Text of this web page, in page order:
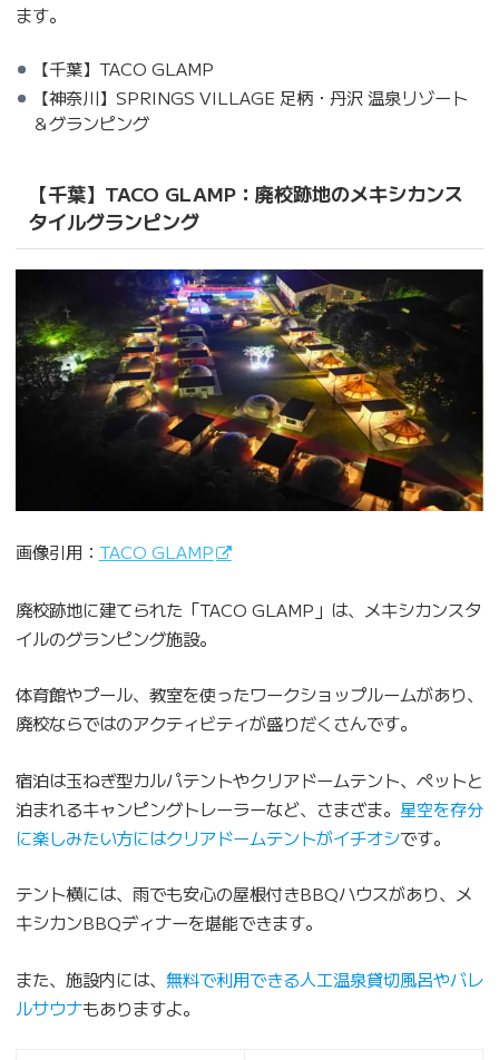
ます。
【千葉】TACO GLAMP
【神奈川】SPRINGS VILLAGE 足柄・丹沢 温泉リゾート
＆グランピング
【千葉】TACO GLAMP：廃校跡地のメキシカンス
タイルグランピング
画像引用： TACO GLAMP
廃校跡地に建てられた「TACO GLAMP」は、メキシカンスタ
イルのグランピング施設。
体育館やプール、教室を使ったワークショップルームがあり、
廃校ならではのアクティビティが盛りだくさんです。
宿泊は玉ねぎ型カルパテントやクリアドームテント、ペットと
泊まれるキャンピングトレーラーなど、さまざま。 星空を存分
に楽しみたい方にはクリアドームテントがイチオシです。
テント横には、雨でも安心の屋根付きBBQハウスがあり、メ
キシカンBBQディナーを堪能できます。
また、施設内には、 無料で利用できる人工温泉貸切風呂やバレ
ルサウナもありますよ。